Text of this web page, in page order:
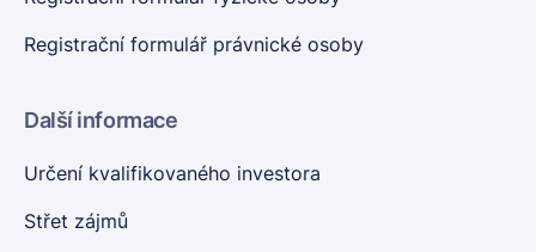
Registrační formulář právnické osoby
Další informace
Určení kvalifikovaného investora
Střet zájmů